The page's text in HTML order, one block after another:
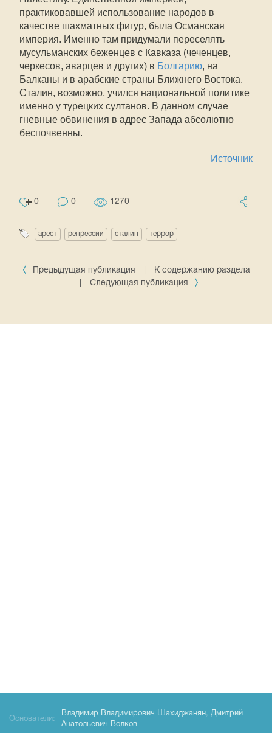
практиковавшей использование народов в
качестве шахматных фигур, была Османская
империя. Именно там придумали переселять
мусульманских беженцев с Кавказа (чеченцев,
черкесов, аварцев и других) в Болгарию, на
Балканы и в арабские страны Ближнего Востока.
Сталин, возможно, учился национальной политике
именно у турецких султанов. В данном случае
гневные обвинения в адрес Запада абсолютно
беспочвенны.
Источник
0 0 1270
арест репрессии сталин террор
Предыдущая публикация
К содержанию раздела
Следующая публикация
Основатели:
Владимир Владимирович Шахиджанян, Дмитрий
Анатольевич Волков